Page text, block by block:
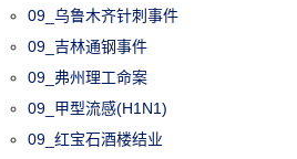
09_乌鲁木齐针刺事件
09_吉林通钢事件
09_弗州理工命案
09_甲型流感(H1N1)
09_红宝石酒楼结业